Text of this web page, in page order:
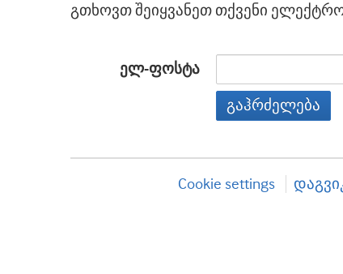
გთხოვთ შეიყვანეთ თქვენი
ელ-ფოსტა
გაჰრძელება
Cookie settings